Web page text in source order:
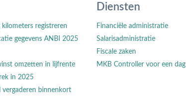
registreren
gegevens ANBI 2025
omzetten in lijfrente
in 2025
vergaderen binnenkort
Diensten
Financiële administratie
Salarisadministratie
Fiscale zaken
MKB Controller voor een dag